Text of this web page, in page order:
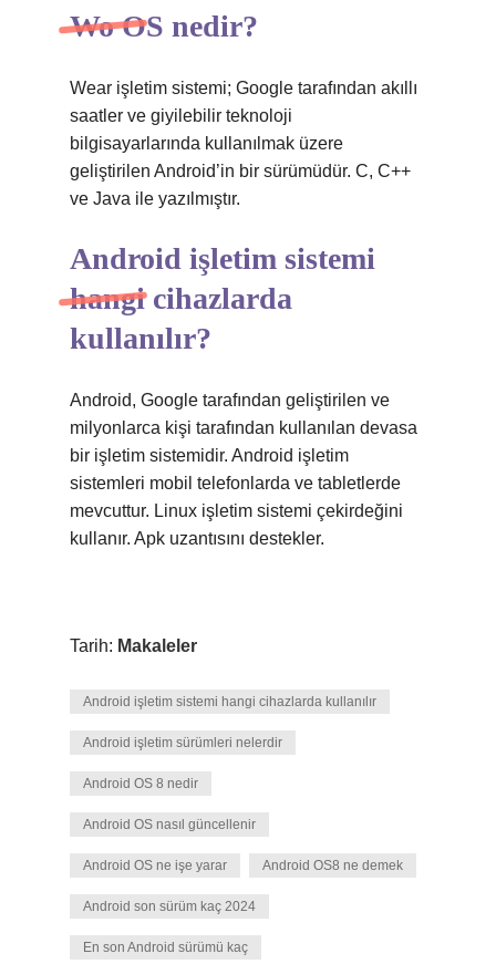
Wo OS nedir?
Wear işletim sistemi; Google tarafından akıllı
saatler ve giyilebilir teknoloji
bilgisayarlarında kullanılmak üzere
geliştirilen Android’in bir sürümüdür. C, C++
ve Java ile yazılmıştır.
Android işletim sistemi
hangi cihazlarda
kullanılır?
Android, Google tarafından geliştirilen ve
milyonlarca kişi tarafından kullanılan devasa
bir işletim sistemidir. Android işletim
sistemleri mobil telefonlarda ve tabletlerde
mevcuttur. Linux işletim sistemi çekirdeğini
kullanır. Apk uzantısını destekler.
Tarih: Makaleler
Android işletim sistemi hangi cihazlarda kullanılır
Android işletim sürümleri nelerdir
Android OS 8 nedir
Android OS nasıl güncellenir
Android OS ne işe yarar Android OS8 ne demek
Android son sürüm kaç 2024
En son Android sürümü kaç